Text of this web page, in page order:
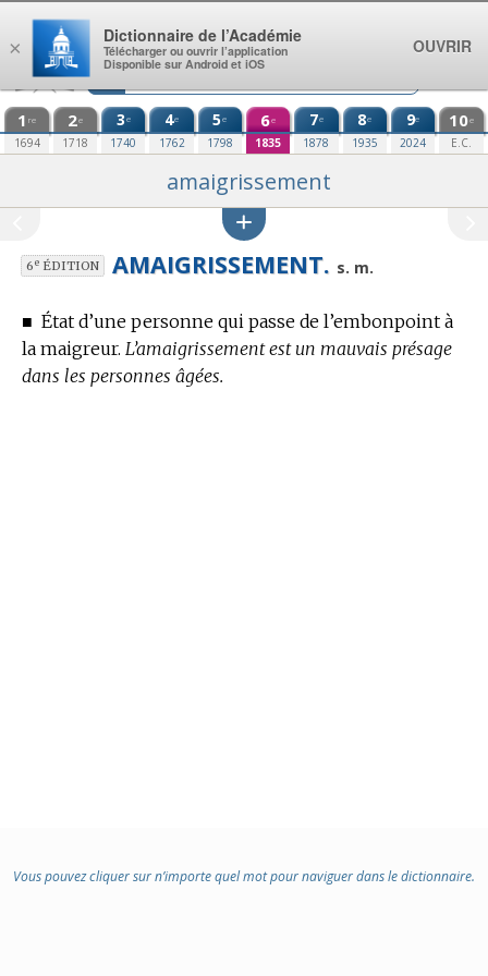
Aller au contenu
1 re
1694
2e
1718
3e
1740
4e
1762
5e
1798
6e
1835
7e
1878
8e
1935
9e
2024
10e
E.C.
amaigrissement
6eÉDITION AMAIGRISSEMENT. s. m.
■ État d’une personne qui passe de l’embonpoint à
la maigreur. L’amaigrissement est un mauvais présage
dans les personnes âgées.
Vous pouvez cliquer sur n’importe quel mot pour naviguer dans le dictionnaire.
×
Dictionnaire de l’Académie
Télécharger ou ouvrir l’application
Disponible sur Android et iOS
OUVRIR